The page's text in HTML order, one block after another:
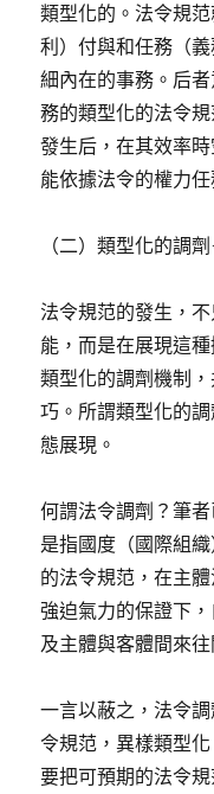
類型化的。法令規
利）付與和任務（
細內在的事務。后
務的類型化的法令
發生后，在其效率
能依據法令的權力
（二）類型化的
法令規范的發生，
能，而是在展現這
類型化的調劑機制
巧。所謂類型化的
態展現。
何謂法令調劑？筆
是指國度（國際組
的法令規范，在主
強迫氣力的保證下
及主體與客體間來
一言以蔽之，法令
令規范，異樣類型
要把可預期的法令